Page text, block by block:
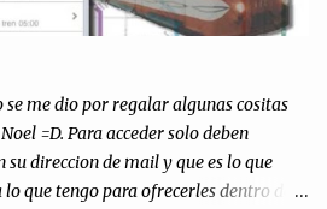
se me dio por regalar algunas cositas
=D. Para acceder solo deben
direccion de mail y que es lo que
que tengo para ofrecerles dentro de